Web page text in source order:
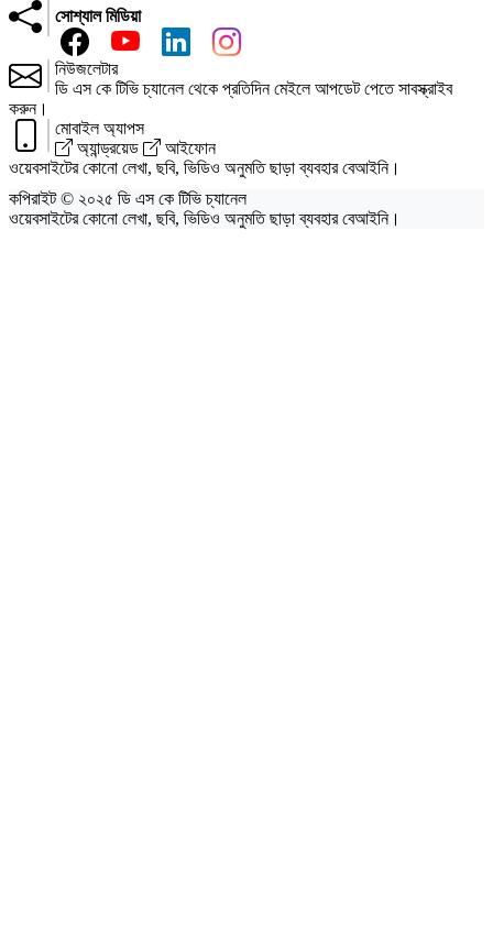
সোশ্যাল মিডিয়া
নিউজলেটার
ডি এস কে টিভি চ্যানেল থেকে প্রতিদিন মেইলে আপডেট পেতে সাবস্ক্রাইব
করুন।
মোবাইল অ্যাপস
অ্যান্ড্রয়েড
আইফোন
ওয়েবসাইটের কোনো লেখা, ছবি, ভিডিও অনুমতি ছাড়া ব্যবহার বেআইনি।
কপিরাইট © ২০২৫ ডি এস কে টিভি চ্যানেল
ওয়েবসাইটের কোনো লেখা, ছবি, ভিডিও অনুমতি ছাড়া ব্যবহার বেআইনি।